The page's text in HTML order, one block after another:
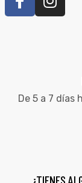
De 5 a 7 días
¿TIENES